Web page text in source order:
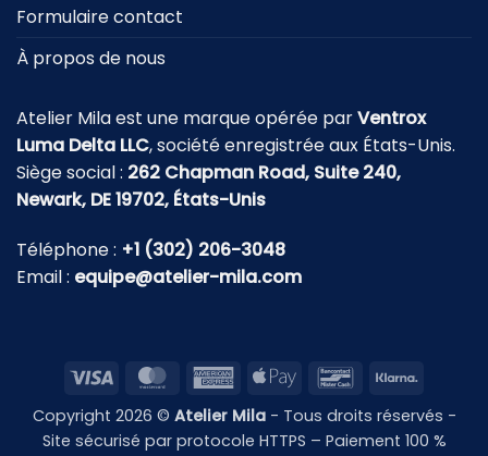
Formulaire contact
À propos de nous
Atelier Mila est une marque opérée parVentrox
Luma Delta LLC, société enregistrée aux États-Unis.
Siège social : 262 Chapman Road, Suite 240,
Newark, DE 19702, États-Unis
Téléphone : +1 (302) 206-3048
Email : equipe@atelier-mila.com
Visa MasterCardAmericanApple
Bancontact
Klarna
Copyright 2026 © Atelier Mila- Tous droits réservés -
Site sécurisé par protocole HTTPS – Paiement 100 %